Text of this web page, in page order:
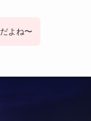
よね〜